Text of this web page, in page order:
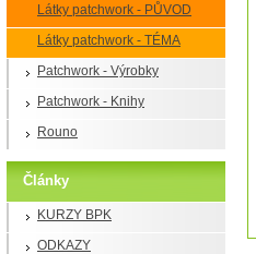
Látky patchwork - PŮVOD
Látky patchwork - TÉMA
Patchwork - Výrobky
Patchwork - Knihy
Rouno
Články
KURZY BPK
ODKAZY